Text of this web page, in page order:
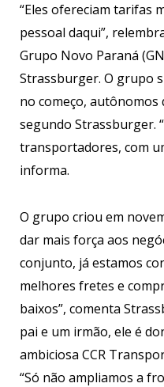
“Eles ofereciam tarifas
pessoal daqui”,
Grupo Novo Paraná
Strassburger. O grupo
no começo, autônomos
segundo Strassburger.
transportadores, com
informa.
O grupo criou em
dar mais força aos
conjunto, já estamos
melhores fretes e
baixos”, comenta
pai e um irmão, ele é
ambiciosa CCR
“Só não ampliamos a